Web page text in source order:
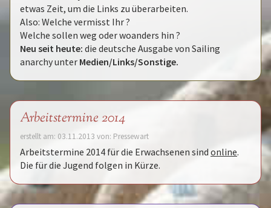
etwas Zeit, um die Links zu überarbeiten.
Also: Welche vermisst Ihr ?
Welche sollen weg oder woanders hin ?
Neu seit heute: die deutsche Ausgabe von Sailing
anarchy unter Medien/Links/Sonstige.
Arbeitstermine 2014
erstellt am: 03.11.2013 von: Pressewart
Arbeitstermine 2014 für die Erwachsenen sind online.
Die für die Jugend folgen in Kürze.